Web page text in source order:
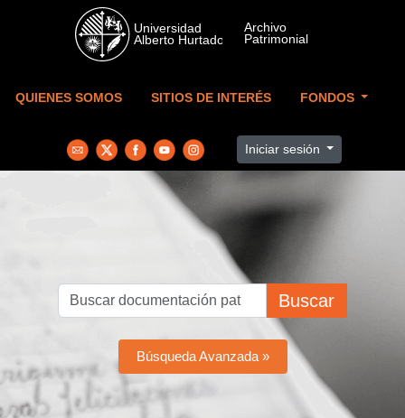
Skip to main content
QUIENES SOMOS SITIOS DE INTERÉS FONDOS
Iniciar sesión
Buscar
Búsqueda Avanzada »